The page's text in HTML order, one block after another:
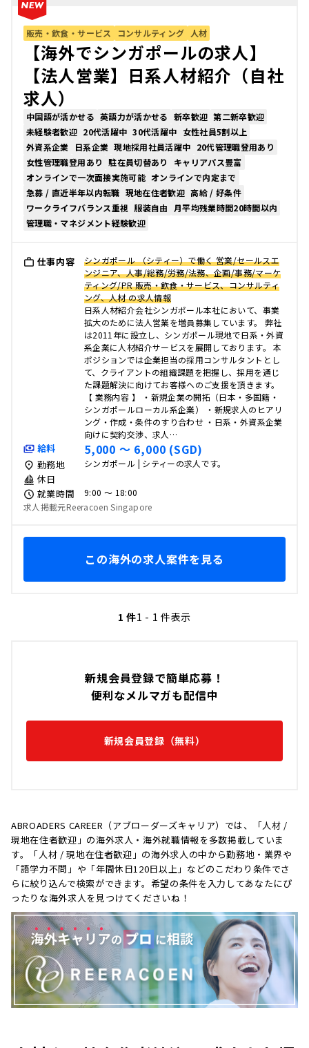
新規会員登録で簡単応募！
便利なメルマガも配信中
新規会員登録（無料）
ABROADERS CAREER（アブローダーズキャリア）では、「人材 /
現地在住者歓迎」の海外求人・海外就職情報を多数掲載していま
す。「人材 / 現地在住者歓迎」の海外求人の中から勤務地・業界や
「語学力不問」や「年間休日120日以上」などのこだわり条件でさ
らに絞り込んで検索ができます。希望の条件を入力してあなたにぴ
ったりな海外求人を見つけてくださいね！
販売・飲食・サービス コンサルティング 人材
【海外でシンガポールの求人】
【法人営業】日系人材紹介（自社
求人）
中国語が活かせる 英語力が活かせる 新卒歓迎 第二新卒歓迎
未経験者歓迎 20代活躍中 30代活躍中 女性社員5割以上
外資系企業
日系企業 現地採用社員活躍中 20代管理職登用あり
女性管理職登用あり
駐在員切替あり
キャリアパス豊富
オンラインで一次面接実施可能 オンラインで内定まで
急募 / 直近半年以内転職 現地在住者歓迎 高給 / 好条件
ワークライフバランス重視 服装自由
月平均残業時間20時間以内
管理職・マネジメント経験歓迎
仕事内容
シンガポール （シティー）で働く 営業/セールスエ
ンジニア、人事/総務/労務/法務、企画/事務/マーケ
ティング/PR 販売・飲食・サービス、コンサルティ
ング、人材 の求人情報
日系人材紹介会社シンガポール本社において、事業
拡大のために法人営業を増員募集しています。 弊社
は2011年に設立し、シンガポール現地で日系・外資
系企業に人材紹介サービスを展開しております。 本
ポジションでは企業担当の採用コンサルタントとし
て、クライアントの組織課題を把握し、採用を通じ
た課題解決に向けてお客様へのご支援を頂きます。
【 業務内容 】 ・新規企業の開拓（日本・多国籍・
シンガポールローカル系企業） ・新規求人のヒアリ
ング・作成・条件のすり合わせ ・日系・外資系企業
向けに契約交渉、求人…
給料 5,000 〜 6,000 (SGD)
勤務地 シンガポール | シティーの求人です。
休日
就業時間
9:00 〜 18:00
求人掲載元Reeracoen Singapore
この海外の求人案件を見る
1 件1 - 1 件表示